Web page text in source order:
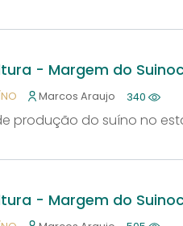
- Margem do
Marcos Araujo 340
produção do suíno no
- Margem do